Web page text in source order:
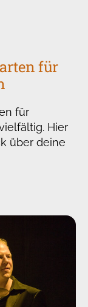
für
für
Hier
über deine